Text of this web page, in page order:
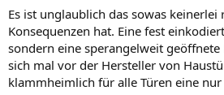
Es ist unglaublich das sowas keinerlei
Konsequenzen hat. Eine fest
sondern eine sperangelweit
sich mal vor der Hersteller von
klammheimlich für alle Türen eine